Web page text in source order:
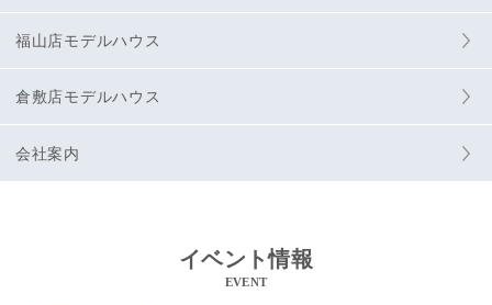
福山店モデルハウス
倉敷店モデルハウス
会社案内
イベント情報
EVENT